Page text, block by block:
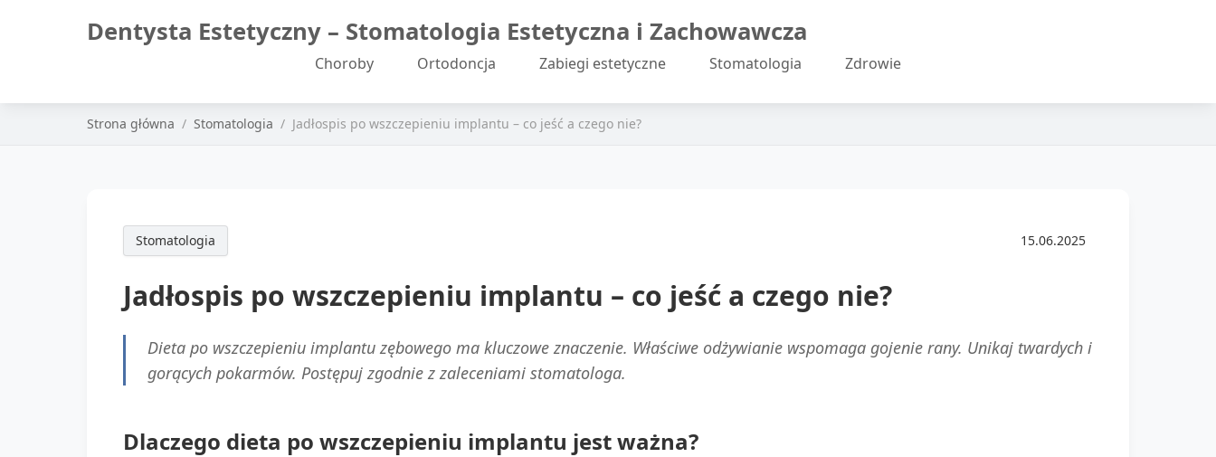
Dentysta Estetyczny – Stomatologia Estetyczna i Zachowawcza
Choroby Ortodoncja Zabiegi estetyczne Stomatologia Zdrowie
Strona główna Stomatologia Jadłospis po wszczepieniu implantu – co jeść a czego nie?
Stomatologia 15.06.2025
Jadłospis po wszczepieniu implantu – co jeść a czego nie?
Dieta po wszczepieniu implantu zębowego ma kluczowe znaczenie. Właściwe odżywianie wspomaga gojenie rany. Unikaj twardych i
gorących pokarmów. Postępuj zgodnie z zaleceniami stomatologa.
Dlaczego dieta po wszczepieniu implantu jest ważna?